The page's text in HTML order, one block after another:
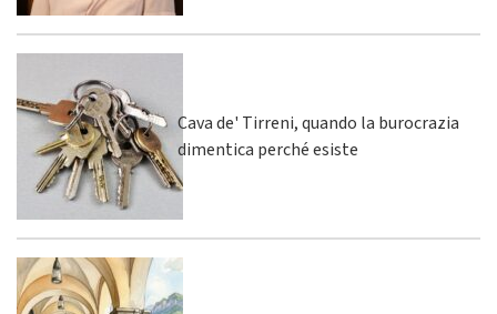
Cava de' Tirreni, quando la burocrazia
dimentica perché esiste